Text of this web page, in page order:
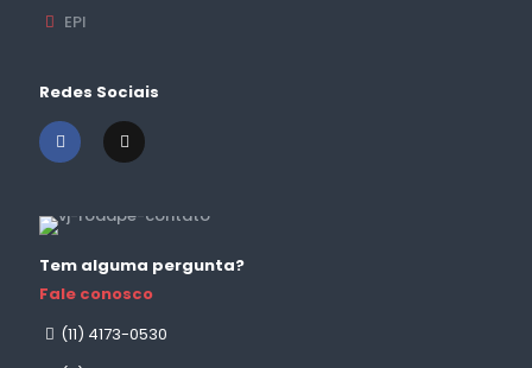
EPI
Redes Sociais
Tem alguma pergunta?
Fale conosco
(11) 4173-0530